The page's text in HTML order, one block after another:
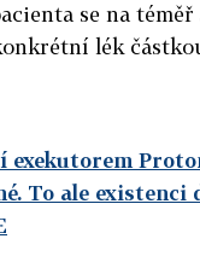
se na
lék
exekutorem
To ale